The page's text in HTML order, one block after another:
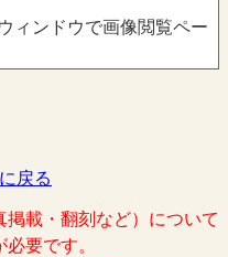
ィンドウで画像閲覧ペー
戻る
掲載・翻刻など）について
要です。